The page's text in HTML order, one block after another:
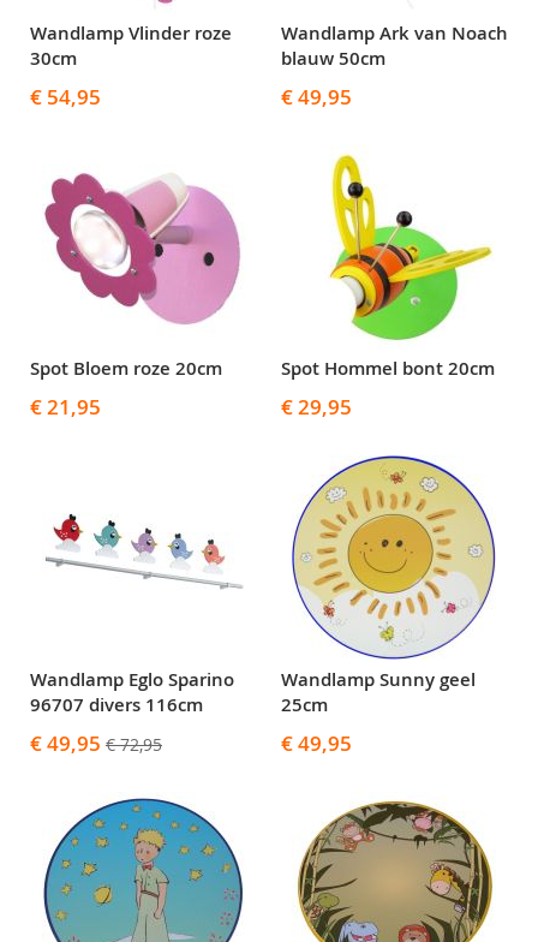
Wandlamp Vlinder roze
30cm
€ 54,95
Wandlamp Ark van Noach
blauw 50cm
€ 49,95
Spot Bloem roze 20cm
€ 21,95
Spot Hommel bont 20cm
€ 29,95
Wandlamp Eglo Sparino
96707 divers 116cm
Speciale
€ 49,95 € 72,95
Wandlamp Sunny geel
25cm
€ 49,95